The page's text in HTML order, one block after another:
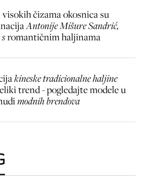
čizama okosnica su
Antonije Mišure Sandrić,
romantičnim haljinama
kineske tradicionalne haljine
trend - pogledajte modele u
modnih brendova